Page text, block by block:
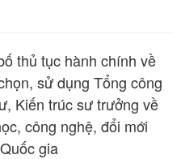
thủ tục hành chính về
sử dụng Tổng công
Kiến trúc sư trưởng về
công nghệ, đổi mới
gia